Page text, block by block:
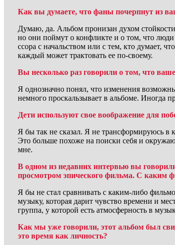
Как вы думаете, что фаны почерпнут из
Думаю, да. Альбом пронизан духом
но они поймут о конфликте и о том, что
ссора с начальством или с тем, кто думает,
каждый может трактовать ее по-своему.
Вы несколько раз говорили о том, что
Я однозначно понял, что изменения
немного проскальзывает в альбоме. Иногда
Дети используют свое воображение для
Я бы так не сказал. Я не трансформируюсь в
Это больше похоже на поиски себя и
мне.
В одном из недавних интервью вы
просмотром эпического фильма. С каким
Я бы не стал сравнивать с каким-либо
музыку, которая дарит чувство времени и
группа, у которой есть атмосферность в
Как мы уже говорили, этот альбом был
это время как личность?